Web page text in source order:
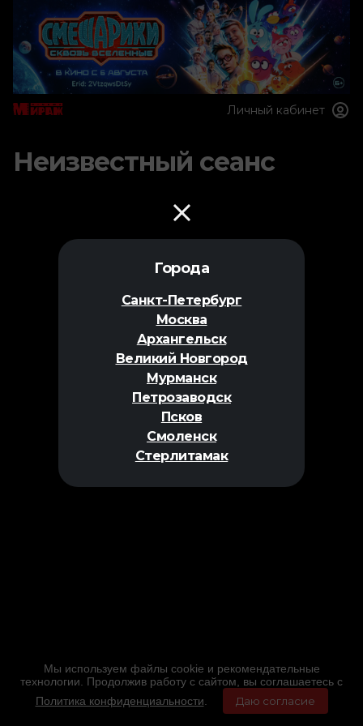
Города
Санкт-Петербург
Москва
Архангельск
Великий Новгород
Мурманск
Петрозаводск
Псков
Смоленск
Стерлитамак
Личный кабинет
Неизвестный сеанс
Мы используем файлы cookie и рекомендательные
технологии. Продолжив работу с сайтом, вы соглашаетесь с
Политика конфиденциальности
Даю согласие